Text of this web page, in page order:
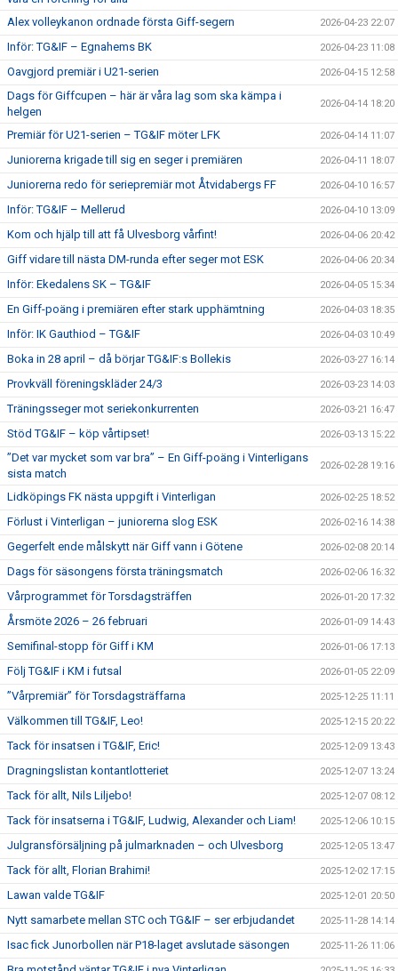
Alex volleykanon ordnade första Giff-segern 2026-04-23 22:07
Inför: TG&IF – Egnahems BK 2026-04-23 11:08
Oavgjord premiär i U21-serien 2026-04-15 12:58
Dags för Giffcupen – här är våra lag som ska kämpa i
helgen
2026-04-14 18:20
Premiär för U21-serien – TG&IF möter LFK 2026-04-14 11:07
Juniorerna krigade till sig en seger i premiären 2026-04-11 18:07
Juniorerna redo för seriepremiär mot Åtvidabergs FF 2026-04-10 16:57
Inför: TG&IF – Mellerud 2026-04-10 13:09
Kom och hjälp till att få Ulvesborg vårfint! 2026-04-06 20:42
Giff vidare till nästa DM-runda efter seger mot ESK 2026-04-06 20:34
Inför: Ekedalens SK – TG&IF 2026-04-05 15:34
En Giff-poäng i premiären efter stark upphämtning 2026-04-03 18:35
Inför: IK Gauthiod – TG&IF 2026-04-03 10:49
Boka in 28 april – då börjar TG&IF:s Bollekis 2026-03-27 16:14
Provkväll föreningskläder 24/3 2026-03-23 14:03
Träningsseger mot seriekonkurrenten 2026-03-21 16:47
Stöd TG&IF – köp vårtipset! 2026-03-13 15:22
”Det var mycket som var bra” – En Giff-poäng i Vinterligans
sista match
2026-02-28 19:16
Lidköpings FK nästa uppgift i Vinterligan 2026-02-25 18:52
Förlust i Vinterligan – juniorerna slog ESK 2026-02-16 14:38
Gegerfelt ende målskytt när Giff vann i Götene 2026-02-08 20:14
Dags för säsongens första träningsmatch 2026-02-06 16:32
Vårprogrammet för Torsdagsträffen 2026-01-20 17:32
Årsmöte 2026 – 26 februari 2026-01-09 14:43
Semifinal-stopp för Giff i KM 2026-01-06 17:13
Följ TG&IF i KM i futsal 2026-01-05 22:09
”Vårpremiär” för Torsdagsträffarna 2025-12-25 11:11
Välkommen till TG&IF, Leo! 2025-12-15 20:22
Tack för insatsen i TG&IF, Eric! 2025-12-09 13:43
Dragningslistan kontantlotteriet 2025-12-07 13:24
Tack för allt, Nils Liljebo! 2025-12-07 08:12
Tack för insatserna i TG&IF, Ludwig, Alexander och Liam! 2025-12-06 10:15
Julgransförsäljning på julmarknaden – och Ulvesborg 2025-12-05 13:47
Tack för allt, Florian Brahimi! 2025-12-02 17:15
Lawan valde TG&IF 2025-12-01 20:50
Nytt samarbete mellan STC och TG&IF – ser erbjudandet 2025-11-28 14:14
Isac fick Junorbollen när P18-laget avslutade säsongen 2025-11-26 11:06